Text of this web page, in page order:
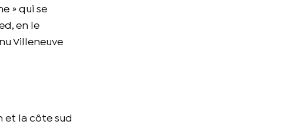
» qui se
en le
Villeneuve
et la côte sud